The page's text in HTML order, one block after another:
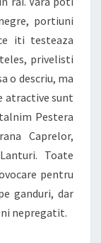
portiuni
iti testeaza
privelisti
o descriu, ma
atractive sunt
Pestera
Caprelor,
Toate
pentru
ganduri, dar
nepregatit.